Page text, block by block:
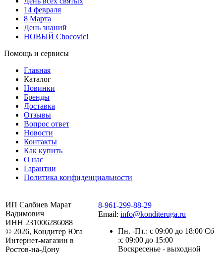
14 февраля
8 Марта
День знаний
НОВЫЙ Chocovic!
Помощь и сервисы
Главная
Каталог
Новинки
Бренды
Доставка
Отзывы
Вопрос ответ
Новости
Контакты
Как купить
О нас
Гарантии
Политика конфиденциальности
ИП Салбиев Марат
Вадимович
ИНН 231006286088
© 2026, Кондитер Юга
Интернет-магазин в
Ростов-на-Дону
8-961-299-88-29
Email: info@konditeruga.ru
Пн. -Пт.: с 09:00 до 18:00 Сб
:с 09:00 до 15:00
Воскресенье - выходной